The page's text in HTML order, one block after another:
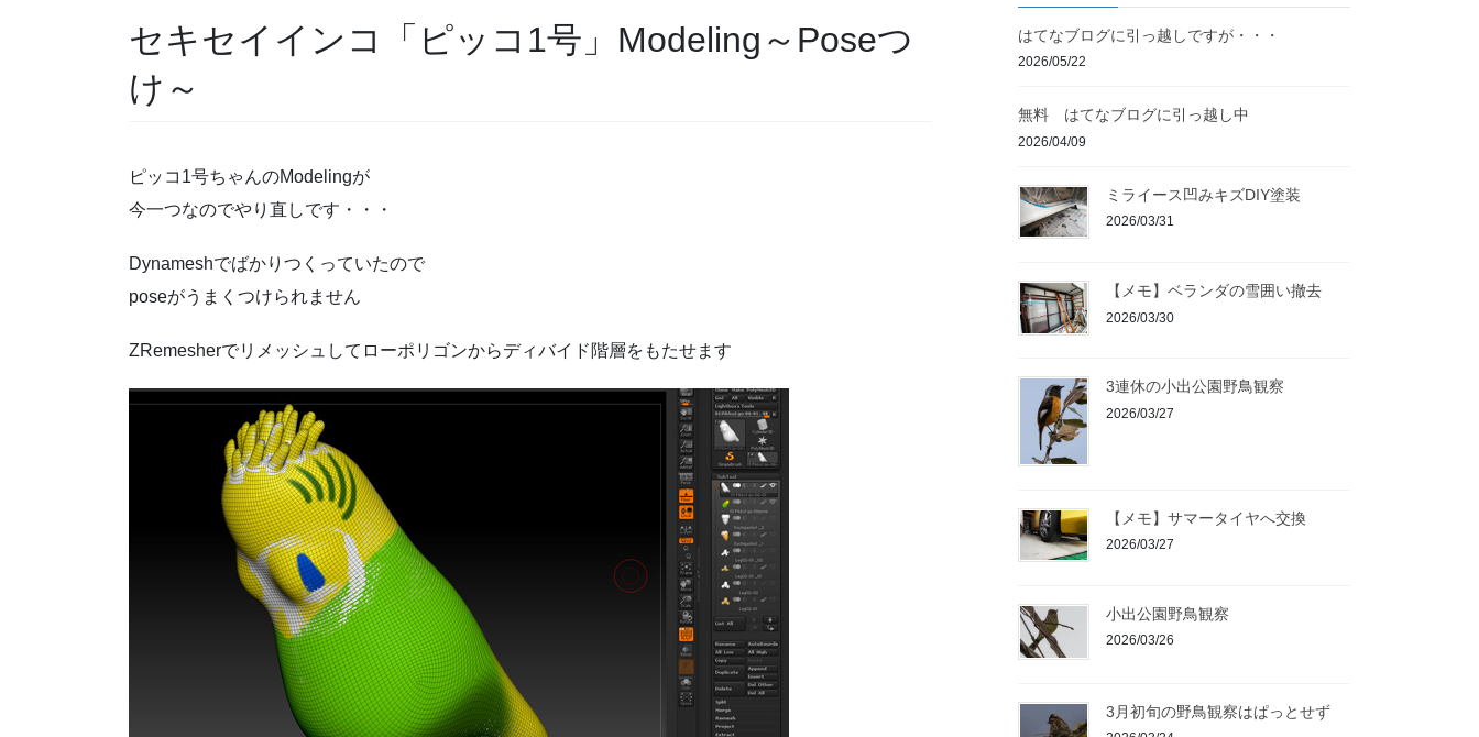
セキセイインコ「ピッコ1号」Modeling～Poseつ
け～
ピッコ1号ちゃんのModelingが
今一つなのでやり直しです・・・
Dynameshでばかりつくっていたので
poseがうまくつけられません
ZRemesherでリメッシュしてローポリゴンからディバイド階層をもたせます
はてなブログに引っ越しですが・・・
2026/05/22
無料 はてなブログに引っ越し中
2026/04/09
ミライース凹みキズDIY塗装
2026/03/31
【メモ】ベランダの雪囲い撤去
2026/03/30
3連休の小出公園野鳥観察
2026/03/27
【メモ】サマータイヤへ交換
2026/03/27
小出公園野鳥観察
2026/03/26
3月初旬の野鳥観察はぱっとせず